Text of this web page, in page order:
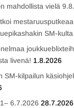
mahdollista vielä
SM-kulta
livenä! 1.8.2026
SM-kilpailun
6.7.2026 28.7.2026